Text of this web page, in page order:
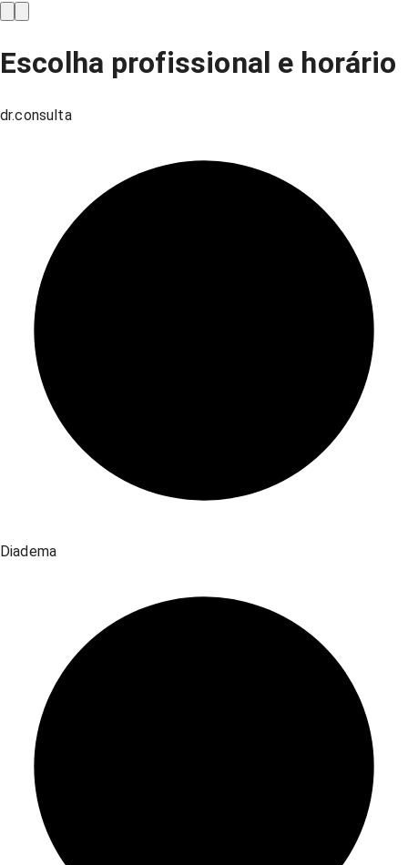
Escolha profissional e horário
dr.consulta
Diadema